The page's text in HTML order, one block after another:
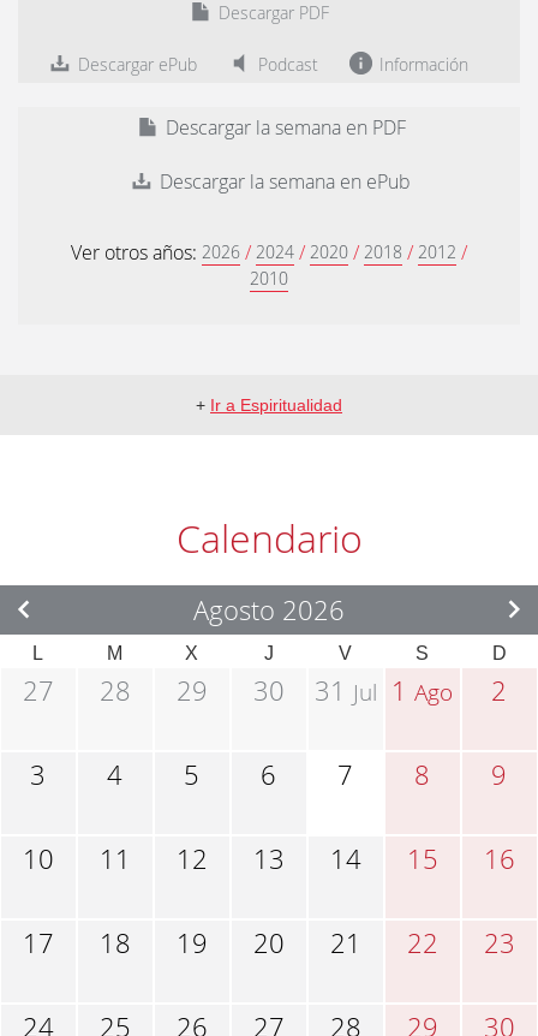
Descargar PDF
Descargar ePub Podcast Información
Descargar la semana en PDF
Descargar la semana en ePub
Ver otros años: 2026 / 2024 / 2020 / 2018 / 2012 /
2010
+ Ir a Espiritualidad
Calendario
Agosto 2026
L M X J V S D
27 28 29 30 31 Jul 1Ago 2
3 4 5 6 7 8 9
10 11 12 13 14 15 16
17 18 19 20 21 22 23
24 25 26 27 28 29 30